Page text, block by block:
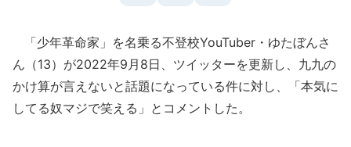
「少年革命家」を名乗る不登校YouTuber・ゆたぼんさ
ん（13）が2022年9月8日、ツイッターを更新し、九九の
かけ算が言えないと話題になっている件に対し、「本気に
してる奴マジで笑える」とコメントした。